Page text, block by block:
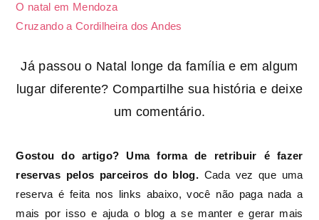
O natal em Mendoza
Cruzando a Cordilheira dos Andes
Já passou o Natal longe da família e em algum
lugar diferente? Compartilhe sua história e deixe
um comentário.
Gostou do artigo? Uma forma de retribuir é fazer
reservas pelos parceiros do blog. Cada vez que uma
reserva é feita nos links abaixo, você não paga nada a
mais por isso e ajuda o blog a se manter e gerar mais